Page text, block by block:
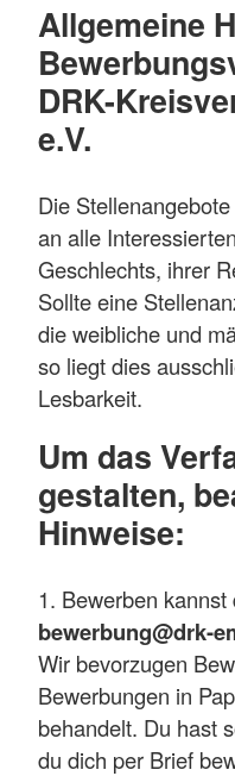
Allgemeine
DRK-
e.V.
Die
an alle
Geschlechts, ihrer
Sollte eine
die weibliche und
so liegt dies
Lesbarkeit.
Um das
gestalten,
Hinweise:
1. Bewerben
bewerbung@drk-
Wir bevorzugen
Bewerbungen in
behandelt. Du hast
du dich per Brief